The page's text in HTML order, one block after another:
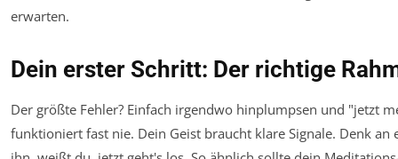
erwarten.
Dein erster Schritt: Der richtige
Der größte Fehler? Einfach irgendwo hinplumpsen und "jetzt
funktioniert fast nie. Dein Geist braucht klare Signale. Denk